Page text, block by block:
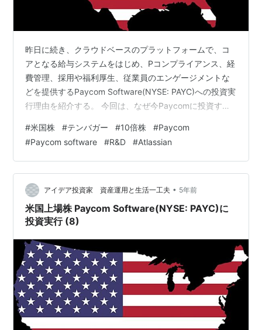
昨日に続き、クラウドベースのプラットフォームで、コ
アとなる給与システムをはじめ、Pコンプライアンス、経
費管理、採用や福利厚生、従業員のエンゲージメントな
どを提供するPaycom Software(NYSE: PAYC)への投資実
行理由を紹介する。 今回は、なぜ今Paycomに投資すべ
記事 www.investor-2018.com www.investor-2018.com
www.investor-2018.com www.investor-2018.com
www.investor-2018.com www.investor-2018.c…
#米国株 #テンバガー #10倍株 #Paycom
#Paycom software #R&D #Atlassian
アイデア投資家 資産運用と生活一工夫 • 5年前
米国上場株 Paycom Software(NYSE: PAYC)に
投資実行 (8)